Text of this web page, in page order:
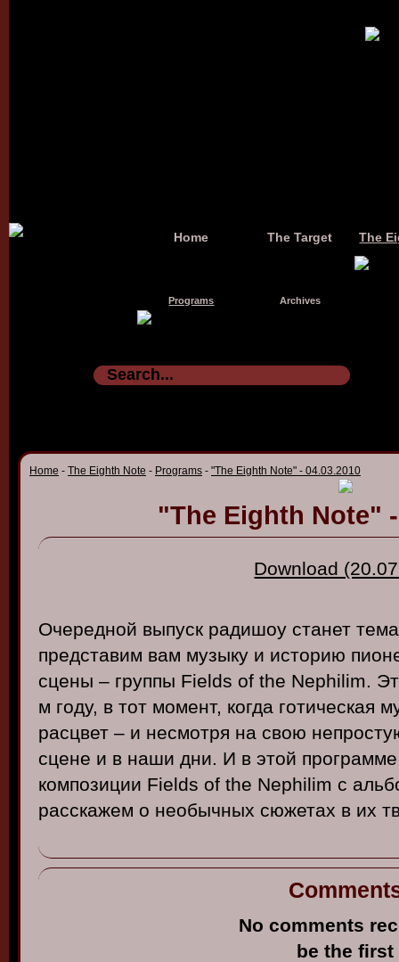
Home The Target The
Programs Archives
Home - The Eighth Note - Programs - "The Eighth Note" - 04.03.2010
"The Eighth Note"
Download
Очередной выпуск радишоу станет
представим вам музыку и историю
сцены – группы Fields of the Nephilim.
м году, в тот момент, когда готическая
расцвет – и несмотря на свою
сцене и в наши дни. И в этой программе
композиции Fields of the Nephilim с
расскажем о необычных сюжетах в их
No comments
be the first